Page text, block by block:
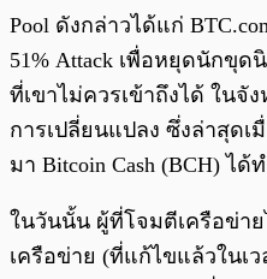
Pool ดังกล่าวได้แก่
51% Attack เพื่อหยุดนักขุด
ที่เขาไม่ควรเข้าถึงได้ ในจั
การเปลี่ยนแปลง ซึ่งล่าสุด
มา Bitcoin Cash (BCH) ได้
ในวันนั้น ผู้ที่โจมตีเครือข่า
เครือข่าย (ที่แก้ไขแล้วในเ